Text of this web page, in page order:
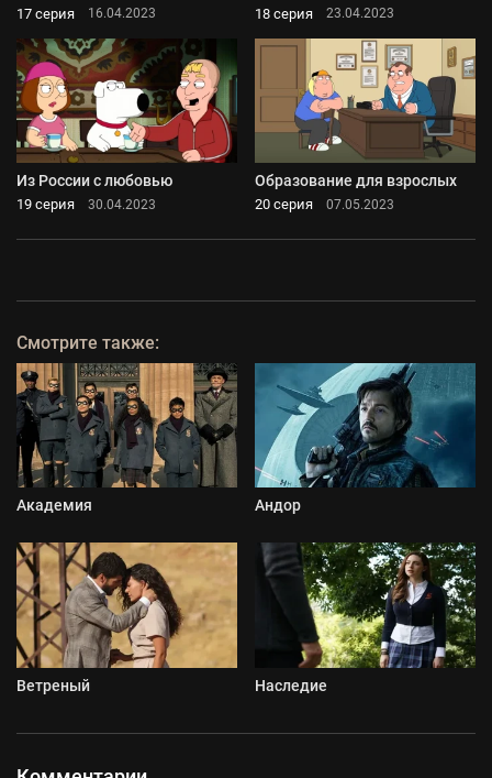
17 серия 16.04.2023 18 серия 23.04.2023
Из России с любовью
19 серия 30.04.2023
Образование для взрослых
20 серия 07.05.2023
Смотрите также:
Академия Андор
Ветреный Наследие